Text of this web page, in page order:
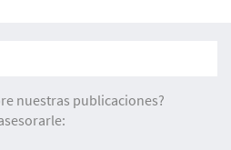
nuestras publicaciones?